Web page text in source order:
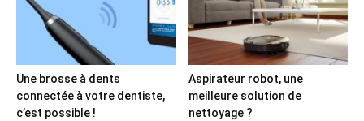
Une brosse à dents
connectée à votre dentiste,
c’est possible !
Aspirateur robot, une
meilleure solution de
nettoyage ?